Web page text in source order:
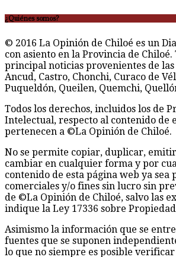
¿Quiénes somos?
© 2016 La Opinión de Chiloé es un
con asiento en la Provincia de Chiloé.
principal noticias provenientes de las
Ancud, Castro, Chonchi, Curaco de
Puqueldón, Queilen, Quemchi,
Todos los derechos, incluidos los de
Intelectual, respecto al contenido de
pertenecen a ©La Opinión de Chiloé.
No se permite copiar, duplicar,
cambiar en cualquier forma y por
contenido de esta página web ya sea
comerciales y/o fines sin lucro sin
de ©La Opinión de Chiloé, salvo las
indique la Ley 17336 sobre
Asimismo la información que se
fuentes que se suponen
lo que no siempre es posible